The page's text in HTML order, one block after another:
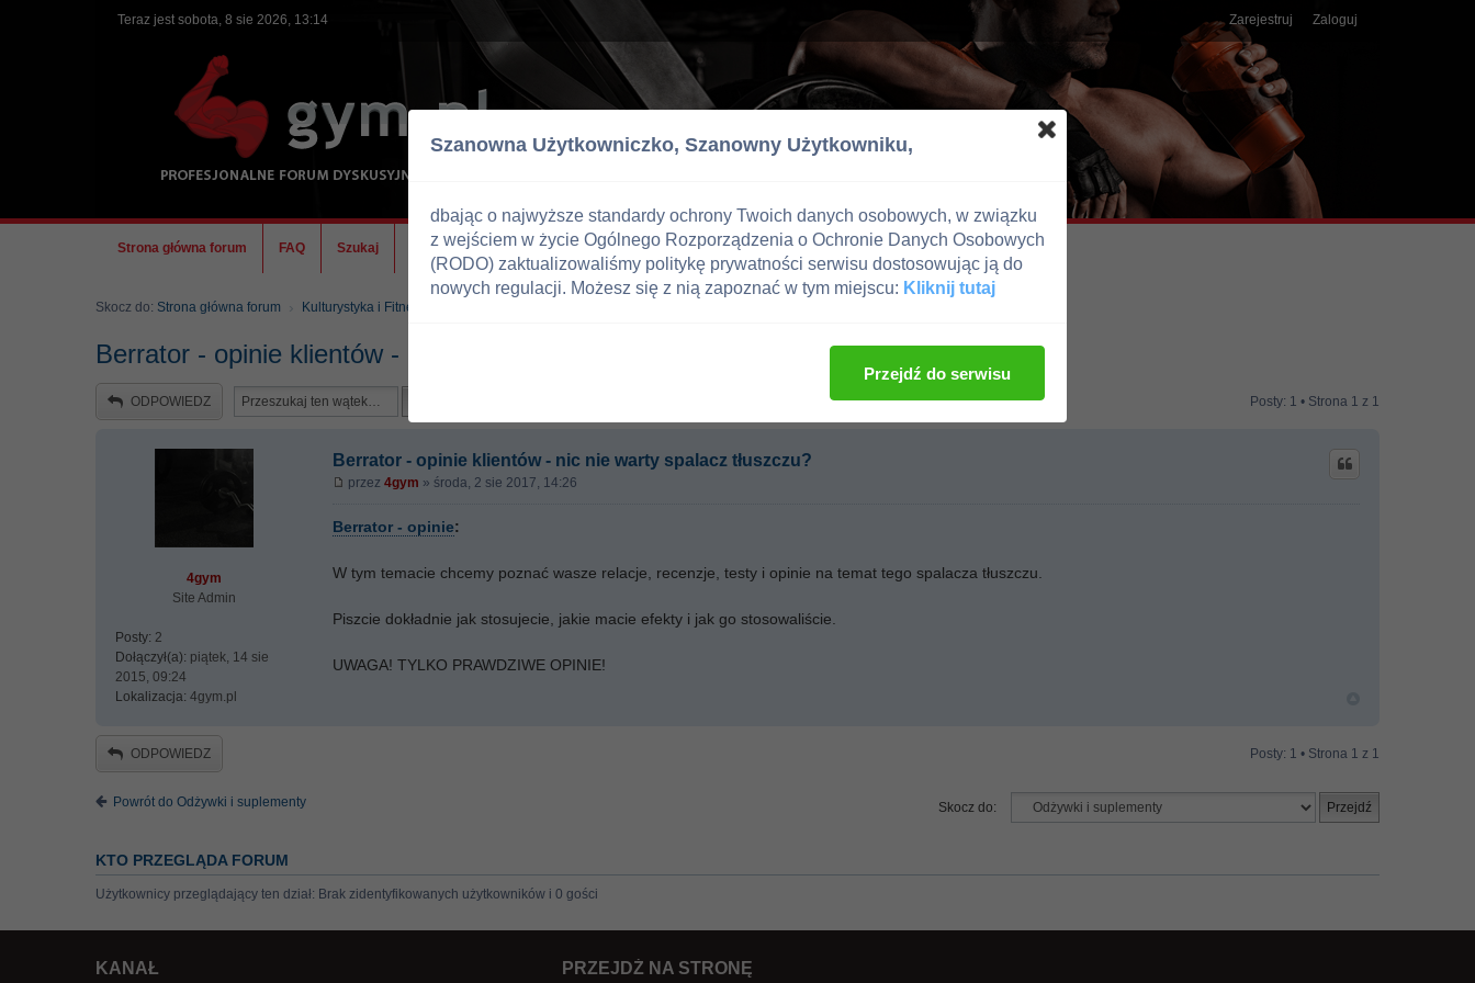
Teraz jest sobota, 8 sie 2026, 13:14 Zarejestruj Zaloguj
Strona główna forum FAQ Szukaj Ekipa
Skocz do: Strona główna forum Kulturystyka i Fitness
Berrator - opinie klientów - nic nie warty spalacz tłuszczu?
ODPOWIEDZ Posty: 1 • Strona 1 z 1
4gym
Site Admin
Posty: 2
Dołączył(a): piątek, 14 sie
2015, 09:24
Lokalizacja: 4gym.pl
Berrator - opinie klientów - nic nie warty spalacz tłuszczu?
przez 4gym » środa, 2 sie 2017, 14:26
Berrator - opinie:
W tym temacie chcemy poznać wasze relacje, recenzje, testy i opinie na temat tego spalacza tłuszczu.
Piszcie dokładnie jak stosujecie, jakie macie efekty i jak go stosowaliście.
UWAGA! TYLKO PRAWDZIWE OPINIE!
ODPOWIEDZ Posty: 1 • Strona 1 z 1
Powrót do Odżywki i suplementy Skocz do:
KTO PRZEGLĄDA FORUM
Użytkownicy przeglądający ten dział: Brak zidentyfikowanych użytkowników i 0 gości
KANAŁ PRZEJDŹ NA STRONĘ
Szanowna Użytkowniczko, Szanowny Użytkowniku,
dbając o najwyższe standardy ochrony Twoich danych osobowych, w związku
z wejściem w życie Ogólnego Rozporządzenia o Ochronie Danych Osobowych
(RODO) zaktualizowaliśmy politykę prywatności serwisu dostosowując ją do
nowych regulacji. Możesz się z nią zapoznać w tym miejscu: Kliknij tutaj
Przejdź do serwisu